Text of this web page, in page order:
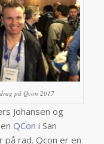
på Qcon 2017
Johansen og
QCon i San
på rad. Qcon er en